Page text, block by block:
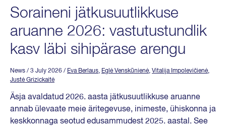
Soraineni jätkusuutlikkuse
aruanne 2026: vastutustundlik
kasv läbi sihipärase arengu
News / 3 July 2026 / Eva Berlaus, Eglė Venskūnienė, Vitalija Impolevičienė,
Justė Grizickaitė
Äsja avaldatud 2026. aasta jätkusuutlikkuse aruanne
annab ülevaate meie äritegevuse, inimeste, ühiskonna ja
keskkonnaga seotud edusammudest 2025. aastal. See